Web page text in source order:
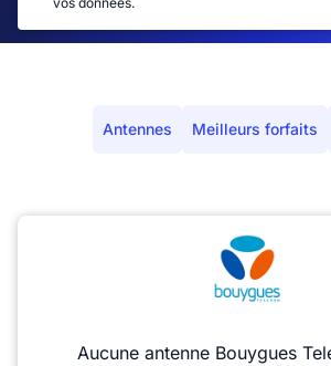
Antennes Meilleurs forfaits
Aucune antenne Bouygues